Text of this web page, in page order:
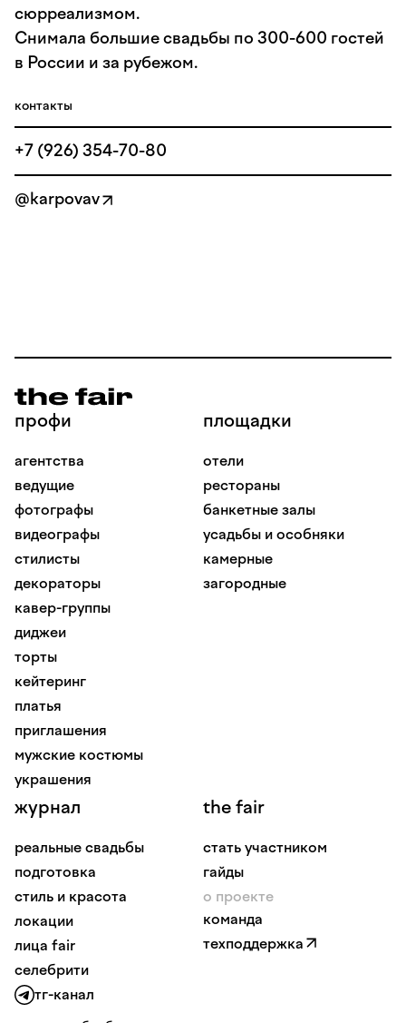
сюрреализмом.
Снимала большие свадьбы по 300-600 гостей
в России и за рубежом.
контакты
+7 (926) 354-70-80
@karpovav
профи
агентства
ведущие
фотографы
видеографы
стилисты
декораторы
кавер-группы
диджеи
торты
кейтеринг
платья
приглашения
мужские костюмы
украшения
площадки
отели
рестораны
банкетные залы
усадьбы и особняки
камерные
загородные
журнал
реальные свадьбы
подготовка
стиль и красота
локации
лица fair
селебрити
the fair
стать участником
гайды
о проекте
команда
техподдержка
тг-канал